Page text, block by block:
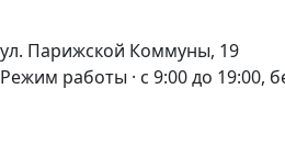
ул. Парижской Коммуны, 19
Режим работы · с 9:00 до 19:00,